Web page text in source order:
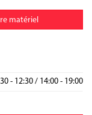
matériel
- 12:30/ 14:00 - 19:00
- 12:30/ 14:00 - 19:00
- 12:30/ 14:00 - 19:00
- 12:30/ 14:00 - 19:00
- 12:30/ 14:00 - 19:00